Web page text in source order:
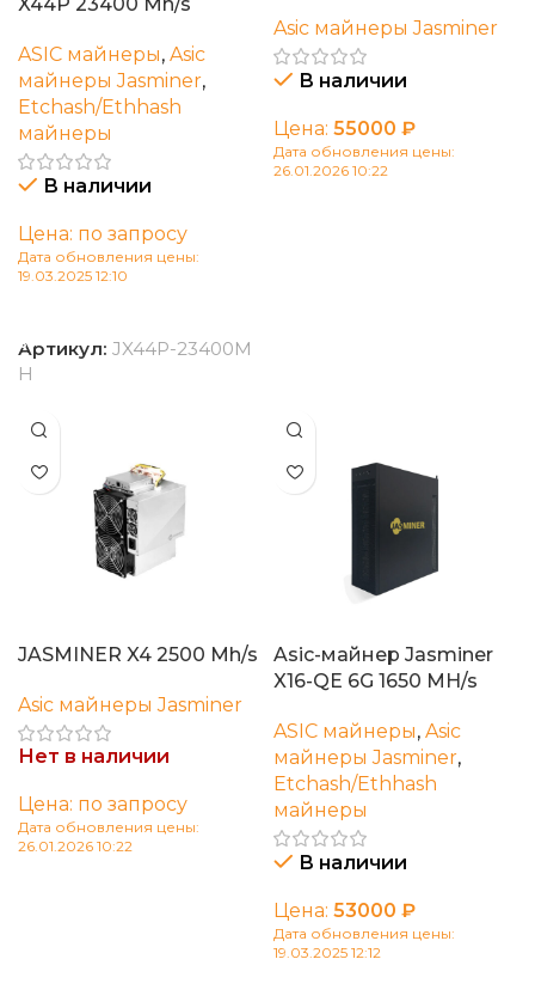
ASIC майнеры, Asic
майнеры Jasminer,
Etchash/Ethhash
майнеры
В наличии
Цена: по запросу
Дата обновления цены:
19.03.2025 12:10
Артикул: JX44P-23400M
H
Asic майнеры Jasminer
В наличии
Цена: 55000 ₽
Дата обновления цены:
26.01.2026 10:22
JASMINER X4 2500 Mh/s
Asic майнеры Jasminer
Нет в наличии
Цена: по запросу
Дата обновления цены:
26.01.2026 10:22
Asic-майнер Jasminer
X16-QE 6G 1650 MH/s
ASIC майнеры, Asic
майнеры Jasminer,
Etchash/Ethhash
майнеры
В наличии
Цена: 53000 ₽
Дата обновления цены:
19.03.2025 12:12